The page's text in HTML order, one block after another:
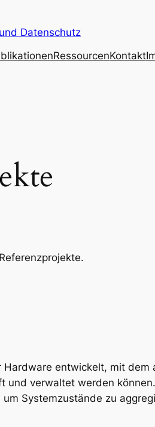
Datenschutz
RessourcenKontakt
entwickelt, mit
verwaltet werden
Systemzustände zu